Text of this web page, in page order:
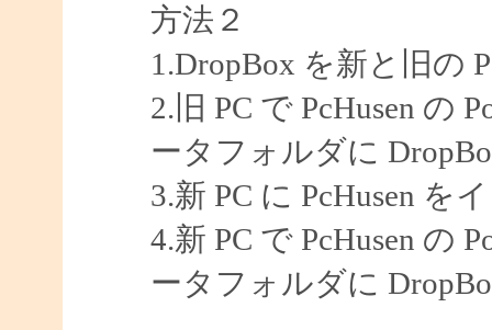
方法２
1.DropBox を新と旧の
2.旧 PC で PcHusen の
ータフォルダに
3.新 PC に PcHusen を
4.新 PC で PcHusen の
ータフォルダに